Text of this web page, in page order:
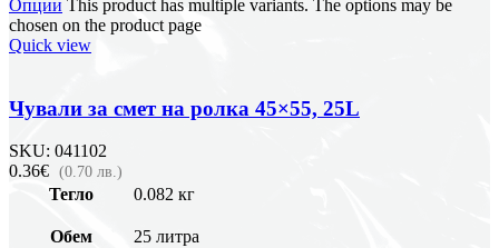
Опции This product has multiple variants. The options may be
chosen on the product page
Quick view
Чували за смет на ролка 45×55, 25L
SKU: 041102
0.36€ (0.70 лв.)
Тегло 0.082 кг
Обем 25 литра